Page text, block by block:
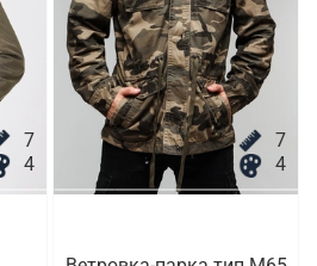
7
4
7
4